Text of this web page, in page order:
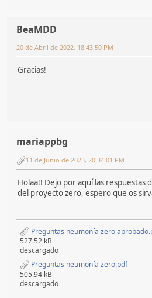
BeaMDD
20 de Abril de 2022, 18:43:50 PM
Gracias!
mariappbg
11 de Junio de 2023, 20:34:01 PM
Holaa!! Dejo por aquí las respuestas
del proyecto zero, espero que os
Preguntas neumonía zero
527.52 kB
descargado
Preguntas neumonía zero.pdf
505.94 kB
descargado